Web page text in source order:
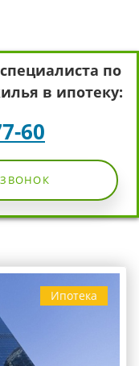
по
в ипотеку:
60
Ипотека